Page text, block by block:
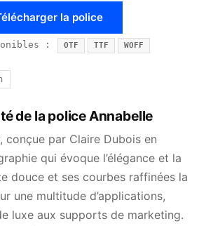
la police
: OTF TTF WOFF
de la police Annabelle
conçue par Claire Dubois en
qui évoque l’élégance et la
douce et ses courbes raffinées la
une multitude d’applications,
luxe aux supports de marketing.